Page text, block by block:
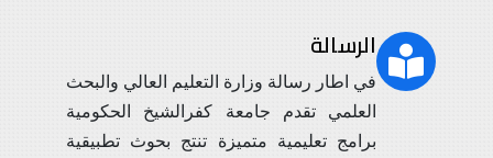
الرسالة
في اطار رسالة وزارة التعليم العالي والبحث
العلمي تقدم جامعة كفرالشيخ الحكومية
برامج تعليمية متميزة تنتج بحوث تطبيقية